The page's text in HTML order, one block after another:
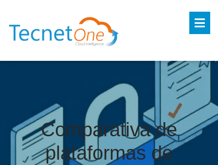
Comparativa de
plataformas de